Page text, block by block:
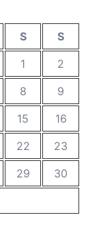
S
S
1
2
8
9
15
16
22
23
29
30